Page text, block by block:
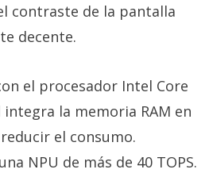
contraste de la pantalla
decente.
el procesador Intel Core
integra la memoria RAM en
el consumo.
NPU de más de 40 TOPS.